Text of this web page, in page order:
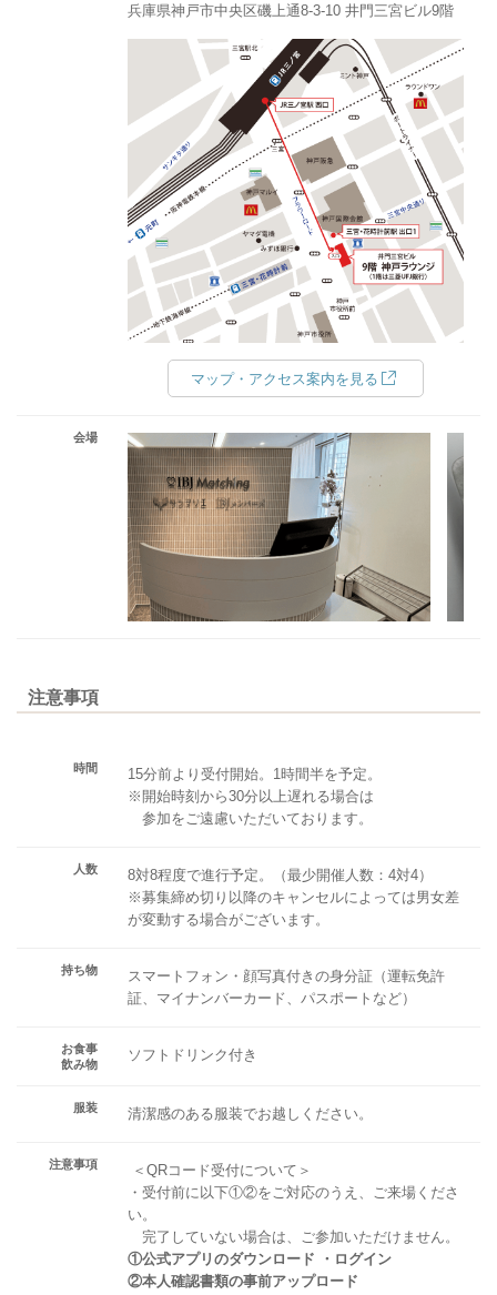
兵庫県神戸市中央区磯上通8-3-10 井門三宮ビル9階
マップ・アクセス案内を見る
会場
注意事項
時間
15分前より受付開始。1時間半を予定。
※開始時刻から30分以上遅れる場合は
参加をご遠慮いただいております。
人数
8対8程度で進行予定。（最少開催人数：4対4）
※募集締め切り以降のキャンセルによっては男女差
が変動する場合がございます。
持ち物
スマートフォン・顔写真付きの身分証（運転免許
証、マイナンバーカード、パスポートなど）
お食事
飲み物
ソフトドリンク付き
服装 清潔感のある服装でお越しください。
注意事項
＜QRコード受付について＞
・受付前に以下①②をご対応のうえ、ご来場くださ
い。
完了していない場合は、ご参加いただけません。
①公式アプリのダウンロード ・ログイン
②本人確認書類の事前アップロード